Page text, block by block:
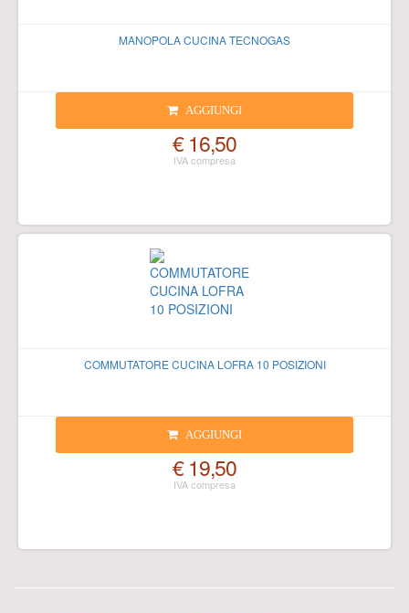
MANOPOLA CUCINA TECNOGAS
AGGIUNGI
€ 16,50
COMMUTATORE CUCINA LOFRA 10 POSIZIONI
AGGIUNGI
€ 19,50